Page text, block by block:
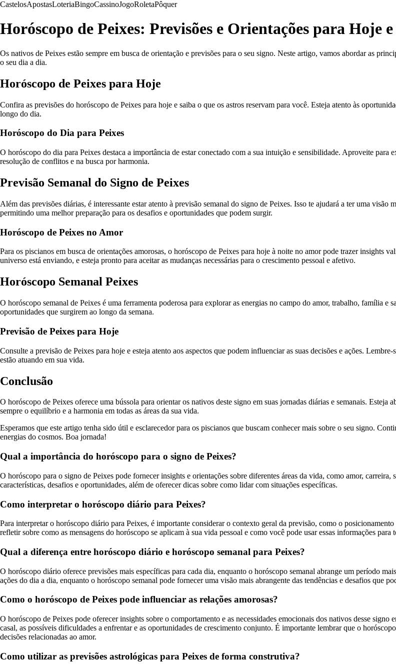
CastelosApostasLoteriaBingoCassinoJogoRoletaPôquer
Horóscopo de Peixes: Previsões e Orientações para Hoje
Os nativos de Peixes estão sempre em busca de orientação e previsões para o seu signo. Neste artigo, vamos abordar as
o seu dia a dia.
Horóscopo de Peixes para Hoje
Confira as previsões do horóscopo de Peixes para hoje e saiba o que os astros reservam para você. Esteja atento às
longo do dia.
Horóscopo do Dia para Peixes
O horóscopo do dia para Peixes destaca a importância de estar conectado com a sua intuição e sensibilidade. Aproveite para
resolução de conflitos e na busca por harmonia.
Previsão Semanal do Signo de Peixes
Além das previsões diárias, é interessante estar atento à previsão semanal do signo de Peixes. Isso te ajudará a ter uma visão
permitindo uma melhor preparação para os desafios e oportunidades que podem surgir.
Horóscopo de Peixes no Amor
Para os piscianos em busca de orientações amorosas, o horóscopo de Peixes para hoje à noite no amor pode trazer insights
universo está enviando, e esteja pronto para aceitar as mudanças necessárias para o crescimento pessoal e afetivo.
Horóscopo Semanal Peixes
O horóscopo semanal de Peixes é uma ferramenta poderosa para explorar as energias no campo do amor, trabalho, família
oportunidades que surgirem ao longo da semana.
Previsão de Peixes para Hoje
Consulte a previsão de Peixes para hoje e esteja atento aos aspectos que podem influenciar as suas decisões e ações.
estão atuando em sua vida.
Conclusão
O horóscopo de Peixes oferece uma bússola para orientar os nativos deste signo em suas jornadas diárias e semanais. Esteja
sempre o equilíbrio e a harmonia em todas as áreas da sua vida.
Esperamos que este artigo tenha sido útil e esclarecedor para os piscianos que buscam conhecer mais sobre o seu signo.
energias do cosmos. Boa jornada!
Qual a importância do horóscopo para o signo de Peixes?
O horóscopo para o signo de Peixes pode fornecer insights e orientações sobre diferentes áreas da vida, como amor,
características, desafios e oportunidades, além de oferecer dicas sobre como lidar com situações específicas.
Como interpretar o horóscopo diário para Peixes?
Para interpretar o horóscopo diário para Peixes, é importante considerar o contexto geral da previsão, como o
refletir sobre como as mensagens do horóscopo se aplicam à sua vida pessoal e como você pode usar essas informações para
Qual a diferença entre horóscopo diário e horóscopo semanal para Peixes?
O horóscopo diário oferece previsões mais específicas para cada dia, enquanto o horóscopo semanal abrange um período
ações do dia a dia, enquanto o horóscopo semanal pode fornecer uma visão mais abrangente das tendências e desafios que
Como o horóscopo de Peixes pode influenciar as relações amorosas?
O horóscopo de Peixes pode oferecer insights sobre o comportamento e as necessidades emocionais dos nativos desse
casal, as possíveis dificuldades a enfrentar e as oportunidades de crescimento conjunto. É importante lembrar que o
decisões relacionadas ao amor.
Como utilizar as previsões astrológicas para Peixes de forma construtiva?